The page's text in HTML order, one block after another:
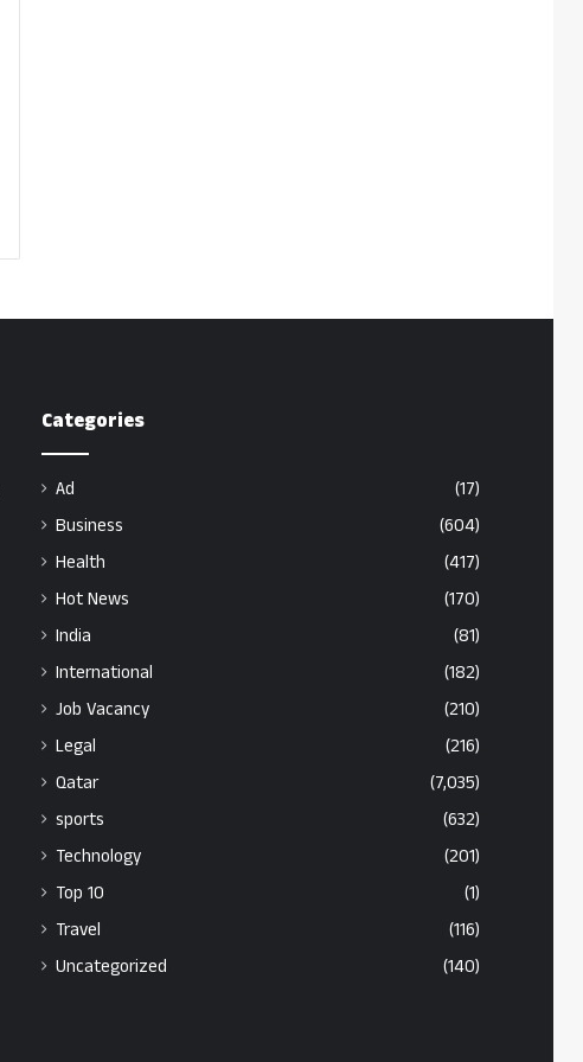
Categories
Ad
(17)
Business
(604)
Health
(417)
Hot News
(170)
India
(81)
International
(182)
Job Vacancy
(210)
Legal
(216)
Qatar
(7,035)
sports
(632)
Technology
(201)
Top 10
(1)
Travel
(116)
Uncategorized
(140)